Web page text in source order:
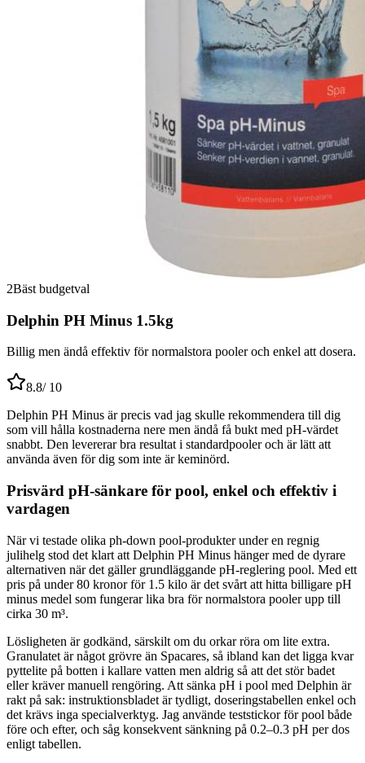
2Bäst budgetval
Delphin PH Minus 1.5kg
Billig men ändå effektiv för normalstora pooler och enkel att dosera.
8.8/ 10
Delphin PH Minus är precis vad jag skulle rekommendera till dig
som vill hålla kostnaderna nere men ändå få bukt med pH-värdet
snabbt. Den levererar bra resultat i standardpooler och är lätt att
använda även för dig som inte är keminörd.
Prisvärd pH-sänkare för pool, enkel och effektiv i
vardagen
När vi testade olika ph-down pool-produkter under en regnig
julihelg stod det klart att Delphin PH Minus hänger med de dyrare
alternativen när det gäller grundläggande pH-reglering pool. Med ett
pris på under 80 kronor för 1.5 kilo är det svårt att hitta billigare pH
minus medel som fungerar lika bra för normalstora pooler upp till
cirka 30 m³.
Lösligheten är godkänd, särskilt om du orkar röra om lite extra.
Granulatet är något grövre än Spacares, så ibland kan det ligga kvar
pyttelite på botten i kallare vatten men aldrig så att det stör badet
eller kräver manuell rengöring. Att sänka pH i pool med Delphin är
rakt på sak: instruktionsbladet är tydligt, doseringstabellen enkel och
det krävs inga specialverktyg. Jag använde teststickor för pool både
före och efter, och såg konsekvent sänkning på 0.2–0.3 pH per dos
enligt tabellen.